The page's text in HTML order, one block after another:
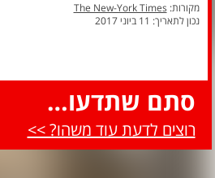
מקורות: The New-York Times
נכון לתאריך: 11 ביוני 2017
סתם שתדעו…
רוצים לדעת עוד משהו? >>